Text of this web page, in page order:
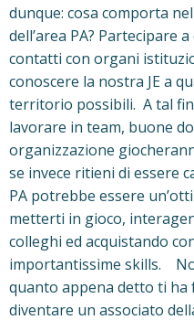
dunque: cosa comporta
dell’area PA? Partecipare
contatti con organi
conoscere la nostra JE a
territorio possibili. A tal
lavorare in team, buone
organizzazione
se invece ritieni di essere
PA potrebbe essere
metterti in gioco,
colleghi ed acquistando
importantissime skills.
quanto appena detto ti ha
diventare un associato